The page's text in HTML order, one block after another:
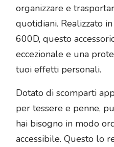
organizzare e
quotidiani. Realizzato
600D, questo
eccezionale e una
tuoi effetti personali.
Dotato di scomparti
per tessere e penne,
hai bisogno in modo
accessibile. Questo lo